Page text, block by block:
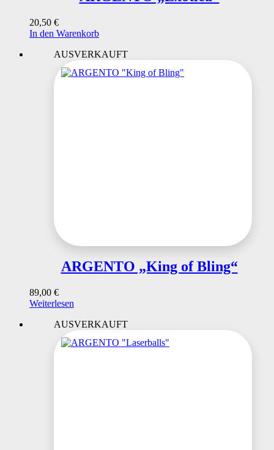
20,50 €
In den Warenkorb
AUSVERKAUFT
ARGENTO „King of Bling“
89,00 €
Weiterlesen
AUSVERKAUFT